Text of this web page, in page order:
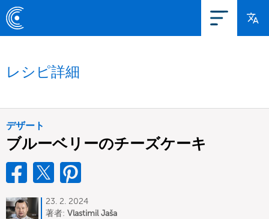
レシピ詳細
デザート
ブルーベリーのチーズケーキ
23. 2. 2024
著者: Vlastimil Jaša